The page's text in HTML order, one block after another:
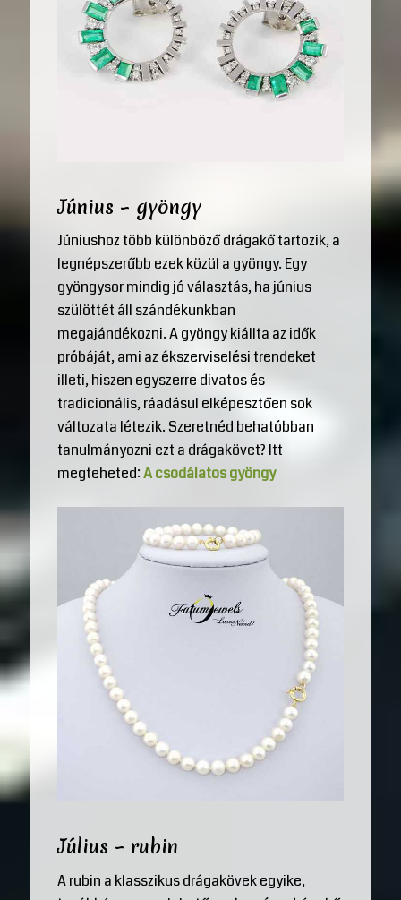
Június – gyöngy
Júniushoz több különböző drágakő tartozik, a
legnépszerűbb ezek közül a gyöngy. Egy
gyöngysor mindig jó választás, ha június
szülöttét áll szándékunkban
megajándékozni. A gyöngy kiállta az idők
próbáját, ami az ékszerviselési trendeket
illeti, hiszen egyszerre divatos és
tradicionális, ráadásul elképesztően sok
változata létezik. Szeretnéd behatóbban
tanulmányozni ezt a drágakövet? Itt
megteheted:A csodálatos gyöngy
Július – rubin
A rubin a klasszikus drágakövek egyike,